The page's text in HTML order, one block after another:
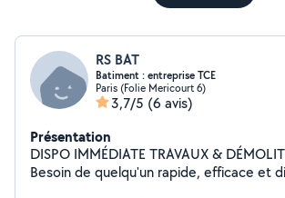
RS BAT
Batiment : entreprise TCE
Paris (Folie Mericourt 6)
3,7/5 (6 avis)
Présentation
DISPO IMMÉDIATE TRAVAUX & DÉMOLITION RS BAT
Besoin de quelqu'un rapide, efficace et